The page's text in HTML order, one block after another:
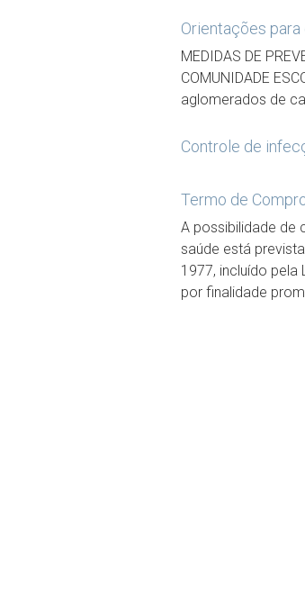
Orientações
MEDIDAS DE
COMUNIDADE
aglomerados de
Controle de
Termo de
A possibilidade de
saúde está
1977, incluído pela
por finalidade